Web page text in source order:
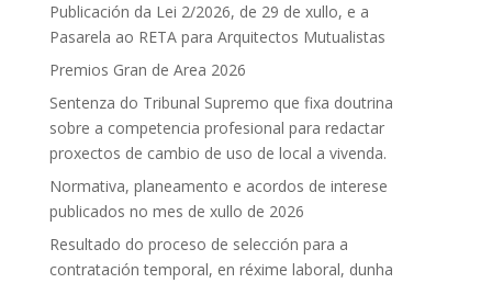
Publicación da Lei 2/2026, de 29 de xullo, e a
Pasarela ao RETA para Arquitectos Mutualistas
Premios Gran de Area 2026
Sentenza do Tribunal Supremo que fixa doutrina
sobre a competencia profesional para redactar
proxectos de cambio de uso de local a vivenda.
Normativa, planeamento e acordos de interese
publicados no mes de xullo de 2026
Resultado do proceso de selección para a
contratación temporal, en réxime laboral, dunha